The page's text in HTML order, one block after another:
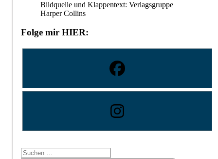
Bildquelle und Klappentext: Verlagsgruppe
Harper Collins
Folge mir HIER:
Suchen